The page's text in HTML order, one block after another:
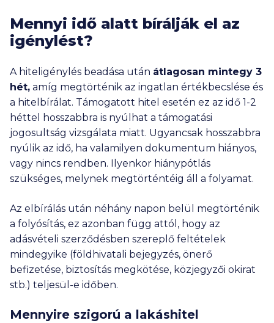
Mennyi idő alatt bírálják el az
igénylést?
A hiteligénylés beadása után átlagosan mintegy 3
hét, amíg megtörténik az ingatlan értékbecslése és
a hitelbírálat. Támogatott hitel esetén ez az idő 1-2
héttel hosszabbra is nyúlhat a támogatási
jogosultság vizsgálata miatt. Ugyancsak hosszabbra
nyúlik az idő, ha valamilyen dokumentum hiányos,
vagy nincs rendben. Ilyenkor hiánypótlás
szükséges, melynek megtörténtéig áll a folyamat.
Az elbírálás után néhány napon belül megtörténik
a folyósítás, ez azonban függ attól, hogy az
adásvételi szerződésben szereplő feltételek
mindegyike (földhivatali bejegyzés, önerő
befizetése, biztosítás megkötése, közjegyzői okirat
stb.) teljesül-e időben.
Mennyire szigorú a lakáshitel